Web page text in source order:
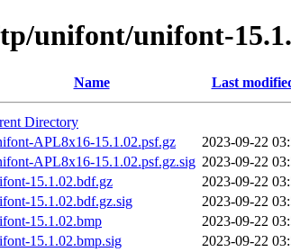
unifont/unifont-
Name Last
Directory
APL8x16-15.1.02.psf.gz
2023-09-22
APL8x16-15.1.02.psf.gz.sig 2023-09-22
15.1.02.bdf.gz
2023-09-22
15.1.02.bdf.gz.sig
2023-09-22
15.1.02.bmp
2023-09-22
15.1.02.bmp.sig
2023-09-22